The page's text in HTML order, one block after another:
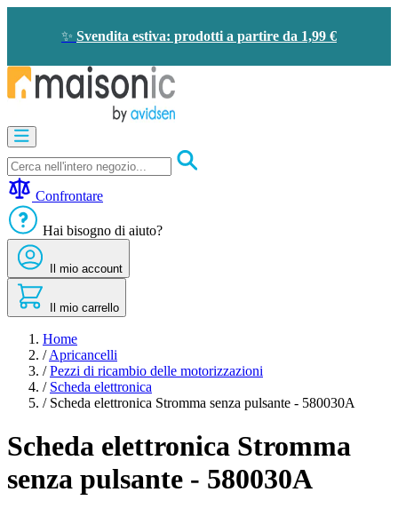
✨ Svendita estiva: prodotti a partire da 1,99 €
Videocitofono
-
Campanello
-
risparmio
energetico
Sicurezza
Comfort
domestico
e
sconti
Confrontare
Hai bisogno di aiuto?
Il mio account
Il mio carrello
Home
/ Apricancelli
/ Pezzi di ricambio delle motorizzazioni
/ Scheda elettronica
/ Scheda elettronica Stromma senza pulsante - 580030A
Scheda elettronica Stromma
senza pulsante - 580030A